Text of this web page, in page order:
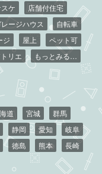
ケ
店舗付住宅
ージハウス
自転車
ジ 屋上
ペット可
リエ もっとみる…
道 宮城
群馬
静岡 愛知
岐阜
徳島 熊本
長崎